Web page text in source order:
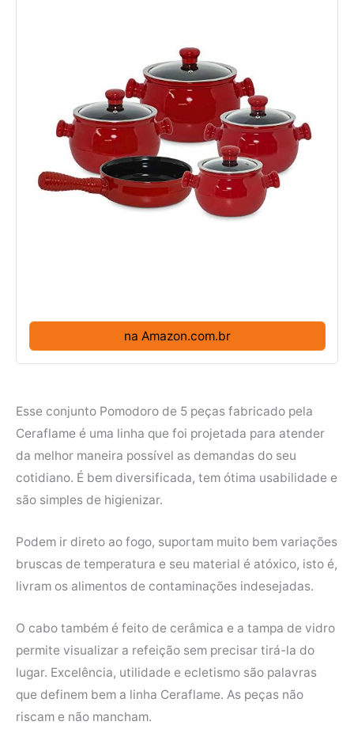
na Amazon.com.br
Esse conjunto Pomodoro de 5 peças fabricado pela
Ceraflame é uma linha que foi projetada para atender
da melhor maneira possível as demandas do seu
cotidiano. É bem diversificada, tem ótima usabilidade e
são simples de higienizar.
Podem ir direto ao fogo, suportam muito bem variações
bruscas de temperatura e seu material é atóxico, isto é,
livram os alimentos de contaminações indesejadas.
O cabo também é feito de cerâmica e a tampa de vidro
permite visualizar a refeição sem precisar tirá-la do
lugar. Excelência, utilidade e ecletismo são palavras
que definem bem a linha Ceraflame. As peças não
riscam e não mancham.